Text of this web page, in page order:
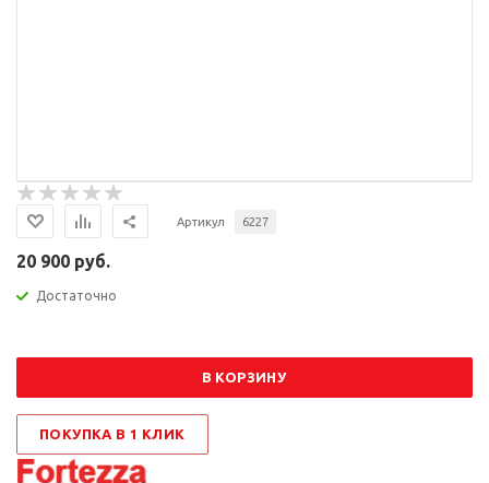
Артикул 6227
20 900 руб.
Достаточно
В КОРЗИНУ
ПОКУПКА В 1 КЛИК